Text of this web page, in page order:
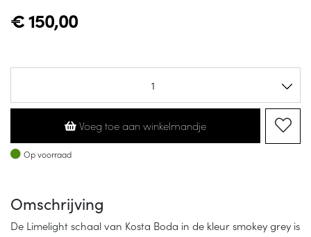
€150,00
Voeg toe aan winkelmandje
Op voorraad
Op voorraad
Omschrijving
De Limelight schaal van Kosta Boda in de kleur smokey grey is